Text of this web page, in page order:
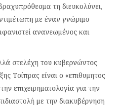
τη διευκολύνει,
με έναν γνώριμο
ανανεωμένος και
στελέχη του κυβερνώντος
Τσίπρας είναι ο «επιθυμητος
επιχειρηματολογία για την
με την διακυβέρνηση